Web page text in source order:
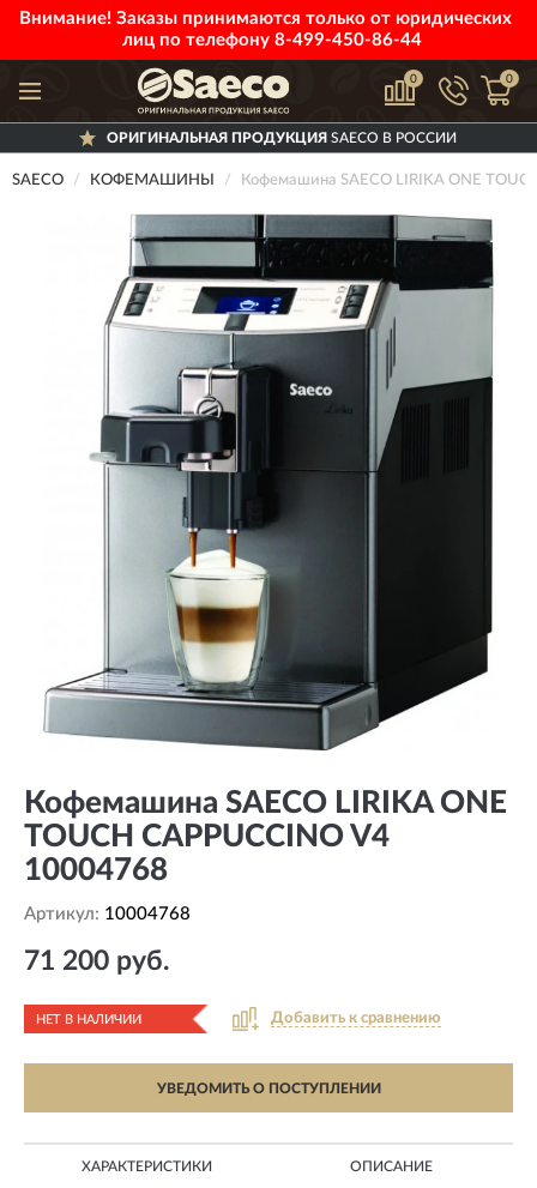
Внимание! Заказы принимаются только от юридических
лиц по телефону 8-499-450-86-44
0 0
ОРИГИНАЛЬНАЯ ПРОДУКЦИЯ SAECO В РОССИИ
SAECO КОФЕМАШИНЫ Кофемашина SAECO LIRIKA ONE
Кофемашина SAECO LIRIKA ONE
TOUCH CAPPUCCINO V4
10004768
Артикул: 10004768
71 200 руб.
НЕТ В НАЛИЧИИ Добавить к сравнению
УВЕДОМИТЬ О ПОСТУПЛЕНИИ
ХАРАКТЕРИСТИКИ ОПИСАНИЕ